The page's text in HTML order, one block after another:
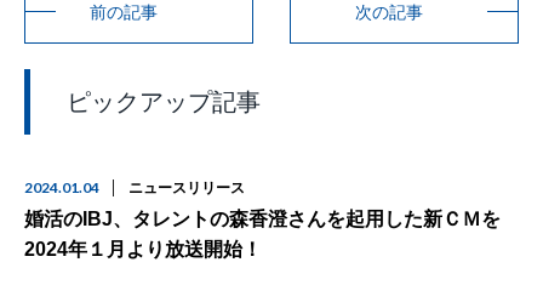
前の記事 次の記事
ピックアップ記事
2024.01.04 ニュースリリース
婚活のIBJ、タレントの森香澄さんを起用した新ＣＭを
2024年１月より放送開始！